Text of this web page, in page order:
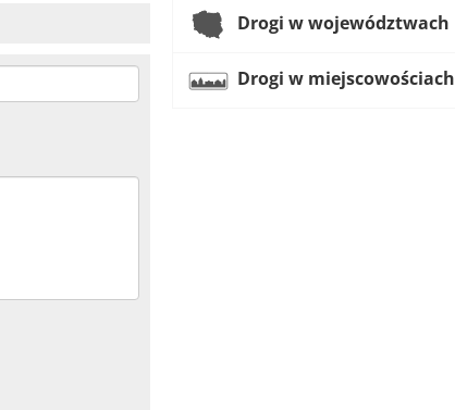
Drogi w województwach
Drogi w miejscowościach